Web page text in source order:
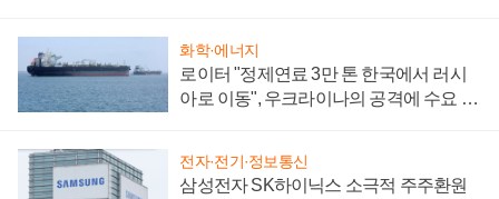
화학·에너지
로이터 "정제연료 3만 톤 한국에서 러시
아로 이동", 우크라이나의 공격에 수요 늘
전자·전기·정보통신
삼성전자 SK하이닉스 소극적 주주환원